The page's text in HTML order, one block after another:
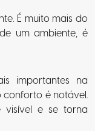
É muito mais do
um ambiente, é
importantes na
é notável.
visível e se torna